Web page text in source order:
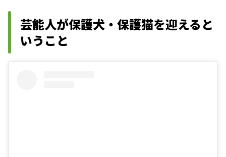
芸能人が保護犬・保護猫を迎えると
いうこと